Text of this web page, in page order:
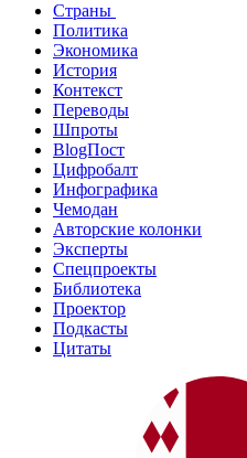
Страны
Политика
Экономика
История
Контекст
Переводы
Шпроты
BlogПост
Цифробалт
Инфографика
Чемодан
Авторские колонки
Эксперты
Спецпроекты
Библиотека
Проектор
Подкасты
Цитаты